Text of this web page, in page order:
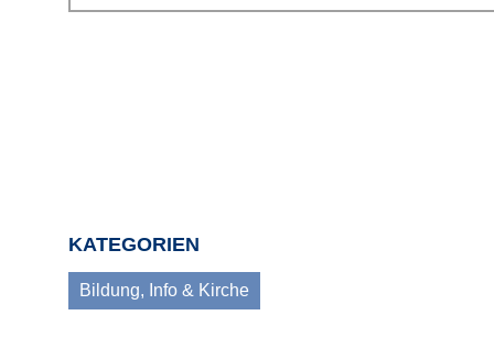
KATEGORIEN
Bildung, Info & Kirche